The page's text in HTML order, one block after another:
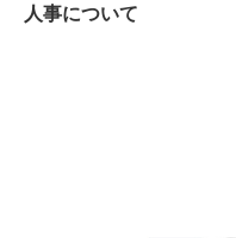
人事について